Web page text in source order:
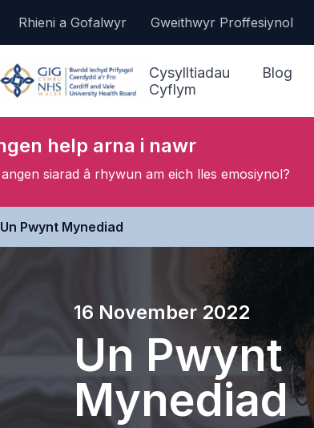
Rhieni a Gofalwyr Gweithwyr Proffesiynol
Cysylltiadau
Cyflym
Mae angen help arna i
Cael mynediad at
Chwalu’r Jargon
Gwneud Atgyfeiriad
Gofalu am fy lles
Gwefan Cadw Fi'n lach
Blog
help arna i nawr
siarad â rhywun am eich lles emosiynol?
Un Pwynt Mynediad
16 November 2022
Un Pwynt
Mynediad